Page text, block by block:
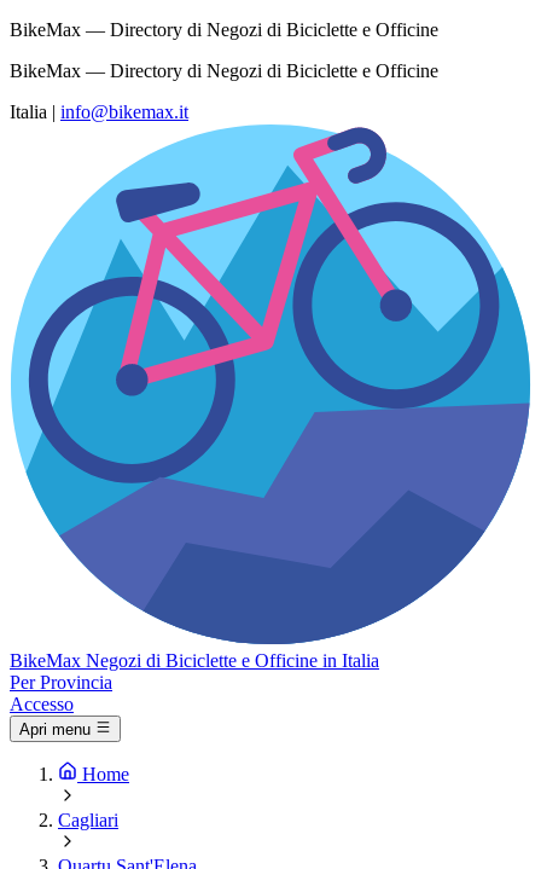
BikeMax — Directory di Negozi di Biciclette e Officine
BikeMax — Directory di Negozi di Biciclette e Officine
Italia | info@bikemax.it
BikeMax Negozi di Biciclette e Officine in Italia
Per Provincia
Accesso
Apri menu
Home
Cagliari